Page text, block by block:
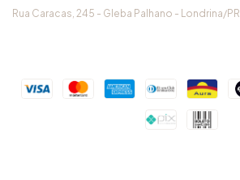
Rua Caracas, 245 - Gleba Palhano - Londrina/PR